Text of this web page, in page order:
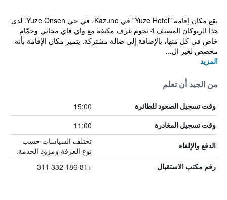
يقع مكان إقامة "Yuze Hotel" في Kazuno، في حي Yuze Onsen. لدى
هذا الريوكان المصنف 4 نجوم غرف مكيفة مع واي فاي مجاني وحمّام
خاص في كل منها، بالإضافة إلى صالة مشتركة. يتميز مكان الإقامة بأنه
مخصص لغير ال...
المزيد
من الجيد أن تعلم
وقت تسجيل الصعود للطائرة 15:00
وقت تسجيل المغادرة 11:00
الدفع والإلغاء
تختلف السياسات حسب
نوع الغرفة ومزود الخدمة.
رقم مكتب الاستقبال +81 186 332 311